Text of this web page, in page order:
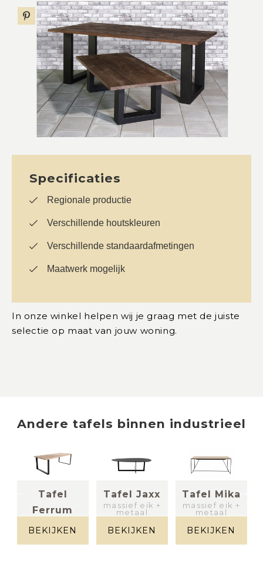
Specificaties
Regionale productie
Verschillende houtskleuren
Verschillende standaardafmetingen
Maatwerk mogelijk
In onze winkel helpen wij je graag met de juiste
selectie op maat van jouw woning.
Andere tafels binnen industrieel
Tafel
Ferrum
metaal
BEKIJKEN
Tafel Jaxx
massief eik +
metaal
BEKIJKEN
Tafel Mika
massief eik +
metaal
BEKIJKEN